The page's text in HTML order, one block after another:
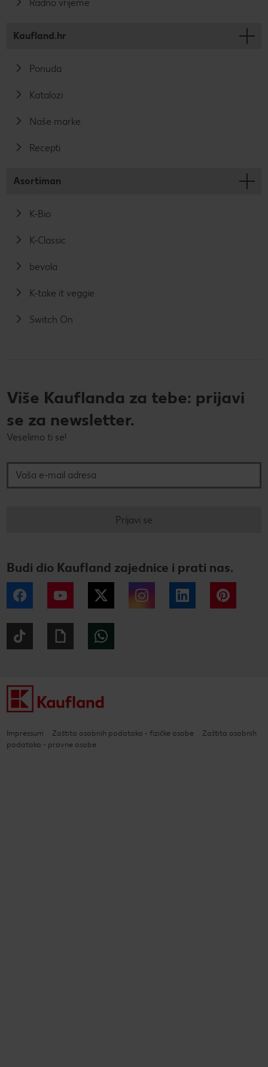
Radno vrijeme
Kaufland.hr
Ponuda
Katalozi
Naše marke
Recepti
Asortiman
K-Bio
K-Classic
bevola
K-take it veggie
Switch On
Više Kauflanda za tebe: prijavi
se za newsletter.
Veselimo ti se!
Prijavi se
Budi dio Kaufland zajednice i prati nas.
Facebook YouTube Twitter Instagram LinkedIn
Giphy
Impressum Zaštita osobnih podataka - fizičke osobe
Zaštita osobnih
podataka - pravne osobe